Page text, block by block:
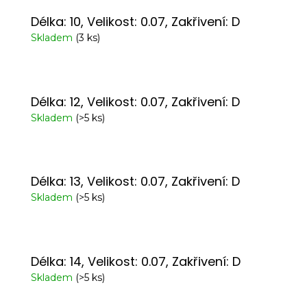
Délka: 10, Velikost: 0.07, Zakřivení: D
Skladem (3 ks)
Délka: 12, Velikost: 0.07, Zakřivení: D
Skladem (>5 ks)
Délka: 13, Velikost: 0.07, Zakřivení: D
Skladem (>5 ks)
Délka: 14, Velikost: 0.07, Zakřivení: D
Skladem (>5 ks)